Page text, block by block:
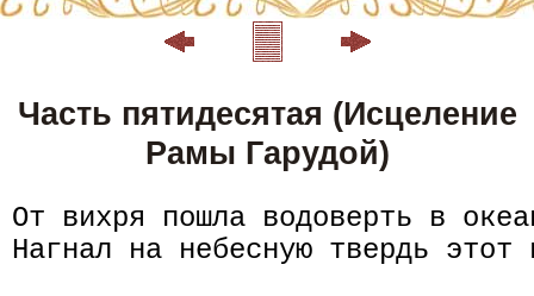
Часть пятидесятая (Исцеление
Рамы Гарудой)
От вихря пошла водоверть в
Нагнал на небесную твердь этот